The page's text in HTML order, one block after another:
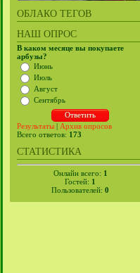
ОБЛАКО ТЕГОВ
НАШ ОПРОС
В каком месяце вы покупаете
арбузы?
Июнь
Июль
Август
Сентябрь
Результаты | Архив опросов
Всего ответов: 173
СТАТИСТИКА
Онлайн всего: 1
Гостей: 1
Пользователей: 0